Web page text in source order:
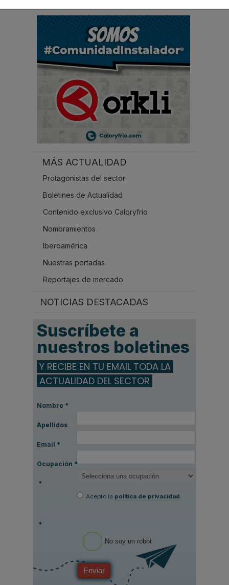
r
.
MÁS ACTUALIDAD
Protagonistas del sector
Boletines de Actualidad
Contenido exclusivo Caloryfrio
Nombramientos
Iberoamérica
Nuestras portadas
Reportajes de mercado
NOTICIAS DESTACADAS
Suscríbete a
nuestros boletines
Y RECIBE EN TU EMAIL TODA LA
ACTUALIDAD DEL SECTOR
Nombre *
Apellidos
Email *
Ocupación *
*
Acepto la política de privacidad.
*
No soy un robot
Enviar